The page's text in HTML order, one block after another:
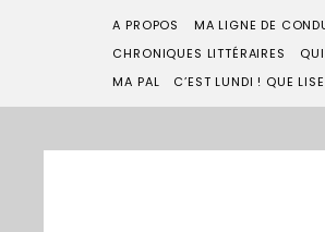
A PROPOS
MA LIGNE DE
CHRONIQUES LITTÉRAIRES
MA PAL
C’EST LUNDI ! QUE